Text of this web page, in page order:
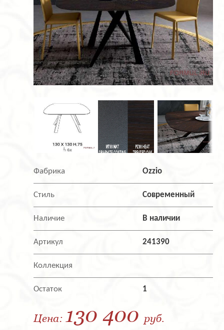
Фабрика Ozzio
Стиль Современный
Наличие В наличии
Артикул 241390
Коллекция
Остаток 1
Цена: 130 400 руб.